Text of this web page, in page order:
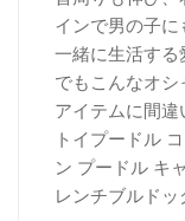
インで男の子
一緒に生活す
でもこんなオ
アイテムに間
トイプードル
ン プードル キ
レンチブルド